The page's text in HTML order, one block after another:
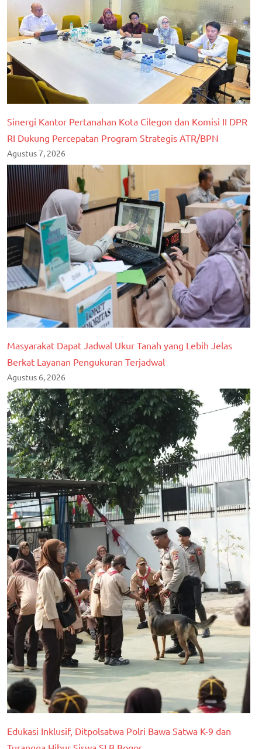
Sinergi Kantor Pertanahan Kota Cilegon dan Komisi II DPR
RI Dukung Percepatan Program Strategis ATR/BPN
Agustus 7, 2026
Masyarakat Dapat Jadwal Ukur Tanah yang Lebih Jelas
Berkat Layanan Pengukuran Terjadwal
Agustus 6, 2026
Edukasi Inklusif, Ditpolsatwa Polri Bawa Satwa K-9 dan